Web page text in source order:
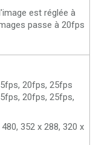
est réglée à
passe à 20fps
20fps, 25fps
20fps, 25fps,
352 x 288, 320 x